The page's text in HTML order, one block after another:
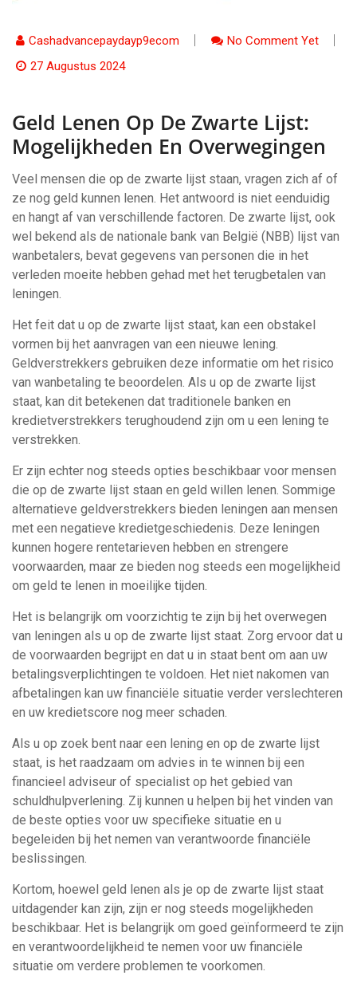
Cashadvancepaydayp9ecom
No Comment Yet
27 Augustus 2024
Geld Lenen Op De Zwarte Lijst:
Mogelijkheden En Overwegingen
Veel mensen die op de zwarte lijst staan, vragen zich af of
ze nog geld kunnen lenen. Het antwoord is niet eenduidig
en hangt af van verschillende factoren. De zwarte lijst, ook
wel bekend als de nationale bank van België (NBB) lijst van
wanbetalers, bevat gegevens van personen die in het
verleden moeite hebben gehad met het terugbetalen van
leningen.
Het feit dat u op de zwarte lijst staat, kan een obstakel
vormen bij het aanvragen van een nieuwe lening.
Geldverstrekkers gebruiken deze informatie om het risico
van wanbetaling te beoordelen. Als u op de zwarte lijst
staat, kan dit betekenen dat traditionele banken en
kredietverstrekkers terughoudend zijn om u een lening te
verstrekken.
Er zijn echter nog steeds opties beschikbaar voor mensen
die op de zwarte lijst staan en geld willen lenen. Sommige
alternatieve geldverstrekkers bieden leningen aan mensen
met een negatieve kredietgeschiedenis. Deze leningen
kunnen hogere rentetarieven hebben en strengere
voorwaarden, maar ze bieden nog steeds een mogelijkheid
om geld te lenen in moeilijke tijden.
Het is belangrijk om voorzichtig te zijn bij het overwegen
van leningen als u op de zwarte lijst staat. Zorg ervoor dat u
de voorwaarden begrijpt en dat u in staat bent om aan uw
betalingsverplichtingen te voldoen. Het niet nakomen van
afbetalingen kan uw financiële situatie verder verslechteren
en uw kredietscore nog meer schaden.
Als u op zoek bent naar een lening en op de zwarte lijst
staat, is het raadzaam om advies in te winnen bij een
financieel adviseur of specialist op het gebied van
schuldhulpverlening. Zij kunnen u helpen bij het vinden van
de beste opties voor uw specifieke situatie en u
begeleiden bij het nemen van verantwoorde financiële
beslissingen.
Kortom, hoewel geld lenen als je op de zwarte lijst staat
uitdagender kan zijn, zijn er nog steeds mogelijkheden
beschikbaar. Het is belangrijk om goed geïnformeerd te zijn
en verantwoordelijkheid te nemen voor uw financiële
situatie om verdere problemen te voorkomen.